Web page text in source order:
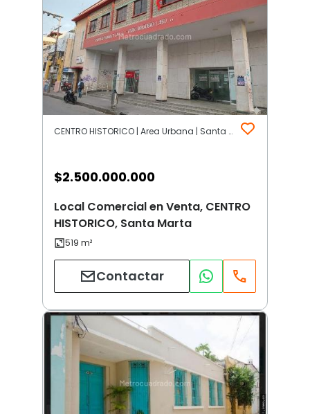
CENTRO HISTORICO | Area Urbana | Santa Marta
$2.500.000.000
Local Comercial en Venta, CENTRO
HISTORICO, Santa Marta
Contactar